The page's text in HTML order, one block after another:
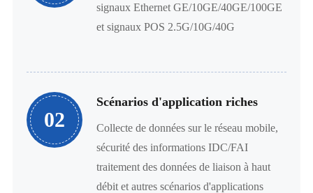
signaux Ethernet GE/10GE/40GE/100GE
et signaux POS 2.5G/10G/40G
02
Scénarios d'application riches
Collecte de données sur le réseau mobile,
sécurité des informations IDC/FAI
traitement des données de liaison à haut
débit et autres scénarios d'applications